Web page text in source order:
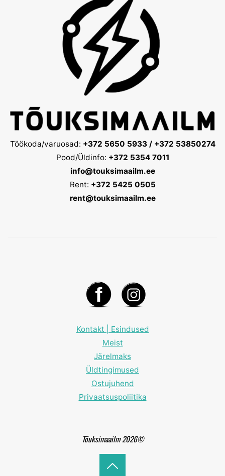
Töökoda/varuosad: +372 5650 5933 / +372 53850274
Pood/Üldinfo: +372 5354 7011
info@touksimaailm.ee
Rent: +372 5425 0505
rent@touksimaailm.ee
Kontakt | Esindused
Meist
Järelmaks
Üldtingimused
Ostujuhend
Privaatsuspoliitika
Tõuksimaailm 2026©